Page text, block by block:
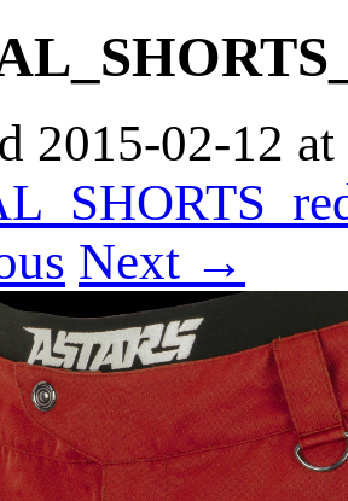
2015-02-12 at
Next →